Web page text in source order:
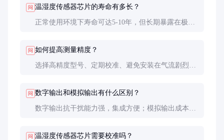
问 温湿度传感器芯片的寿命有多长？
正常使用环境下寿命可达5-10年，但长期暴露在极端
问 如何提高测量精度？
选择高精度型号、定期校准、避免安装在气流剧烈或
问 数字输出和模拟输出有什么区别？
数字输出抗干扰能力强，集成方便；模拟输出成本
问 温湿度传感器芯片需要校准吗？